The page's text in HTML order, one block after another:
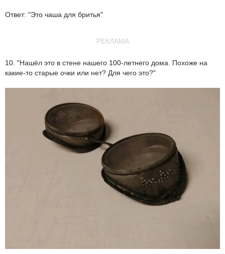
Ответ: "Это чаша для бритья"
РЕКЛАМА
10. "Нашёл это в стене нашего 100-летнего дома. Похоже на
какие-то старые очки или нет? Для чего это?"